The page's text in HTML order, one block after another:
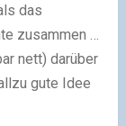
das
zusammen …
nett) darüber
gute Idee